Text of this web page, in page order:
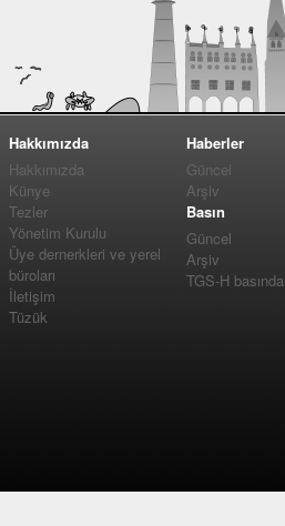
Hakkımızda
Hakkımızda
Künye
Tezler
Yönetim Kurulu
Üye dernerkleri ve yerel
büroları
İletişim
Tüzük
Haberler
Güncel
Arşiv
Basın
Güncel
Arşiv
TGS-H basında